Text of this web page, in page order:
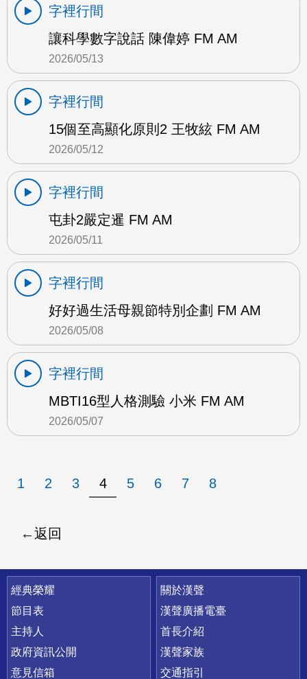
字裡行間
讓科學數字說話 陳偉婷 FM AM
2026/05/13
字裡行間
15個至高顯化原則2 王牧絃 FM AM
2026/05/12
字裡行間
屯卦2嚴定暹 FM AM
2026/05/11
字裡行間
好好過生活母親節特別企劃 FM AM
2026/05/08
字裡行間
MBTI16型人格測驗 小米 FM AM
2026/05/07
1 2 3 4 5 6 7 8
返回
快速連結
經典榮耀
節目表
主持人
政府資訊公開
意見信箱
關於漢聲
漢聲廣播電臺
首長介紹
漢聲家族
交通指引